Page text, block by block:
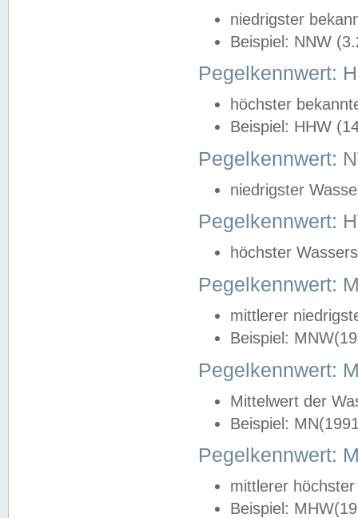
niedrigster
Beispiel: NNW
Pegelkennwert:
höchster
Beispiel: HHW
Pegelkennwert:
niedrigster
Pegelkennwert:
höchster
Pegelkennwert:
mittlerer
Beispiel:
Pegelkennwert:
Mittelwert der
Beispiel:
Pegelkennwert:
mittlerer
Beispiel: